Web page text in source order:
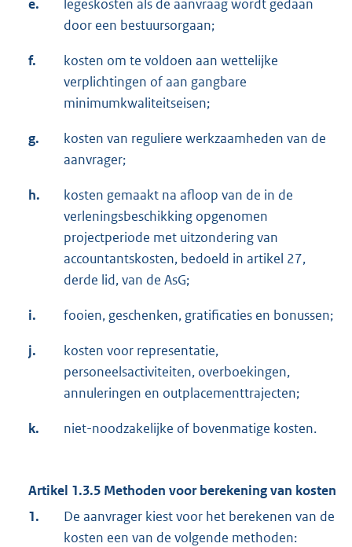
e.
legeskosten als de aanvraag wordt gedaan
door een bestuursorgaan;
f.
kosten om te voldoen aan wettelijke
verplichtingen of aan gangbare
minimumkwaliteitseisen;
g.
kosten van reguliere werkzaamheden van de
aanvrager;
h.
kosten gemaakt na afloop van de in de
verleningsbeschikking opgenomen
projectperiode met uitzondering van
accountantskosten, bedoeld in artikel 27,
derde lid, van de AsG;
i. fooien, geschenken, gratificaties en bonussen;
j.
kosten voor representatie,
personeelsactiviteiten, overboekingen,
annuleringen en outplacementtrajecten;
k. niet-noodzakelijke of bovenmatige kosten.
Artikel 1.3.5 Methoden voor berekening van kosten
1.
De aanvrager kiest voor het berekenen van de
kosten een van de volgende methoden: